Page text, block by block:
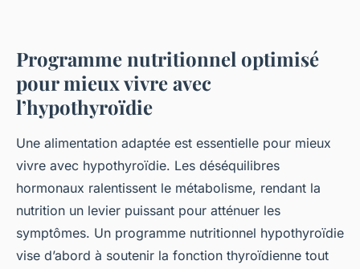
Programme nutritionnel optimisé
pour mieux vivre avec
l’hypothyroïdie
Une alimentation adaptée est essentielle pour mieux
vivre avec hypothyroïdie. Les déséquilibres
hormonaux ralentissent le métabolisme, rendant la
nutrition un levier puissant pour atténuer les
symptômes. Un programme nutritionnel hypothyroïdie
vise d’abord à soutenir la fonction thyroïdienne tout